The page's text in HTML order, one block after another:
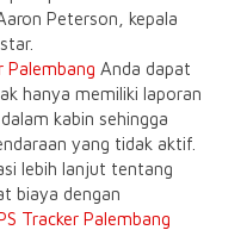
Peterson, kepala
Palembang Anda dapat
hanya memiliki laporan
kabin sehingga
yang tidak aktif.
lebih lanjut tentang
biaya dengan
Tracker Palembang